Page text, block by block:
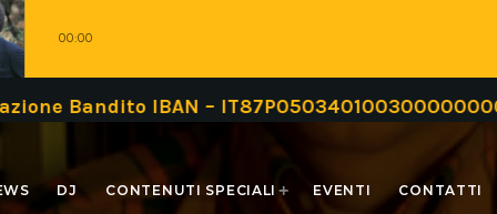
00:00
IBAN – IT87P0503401003000000000999
DJ CONTENUTI SPECIALI EVENTI CONTATTI